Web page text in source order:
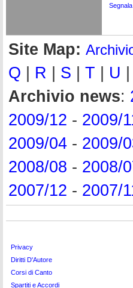
Site Map:
Q
R S T U
Archivio news:
2009/12 - 2009/
2009/04 - 2009/
2008/08 - 2008/
2007/12 - 2007/
Privacy
Diritti D'Autore
Corsi di Canto
Spartiti e Accordi